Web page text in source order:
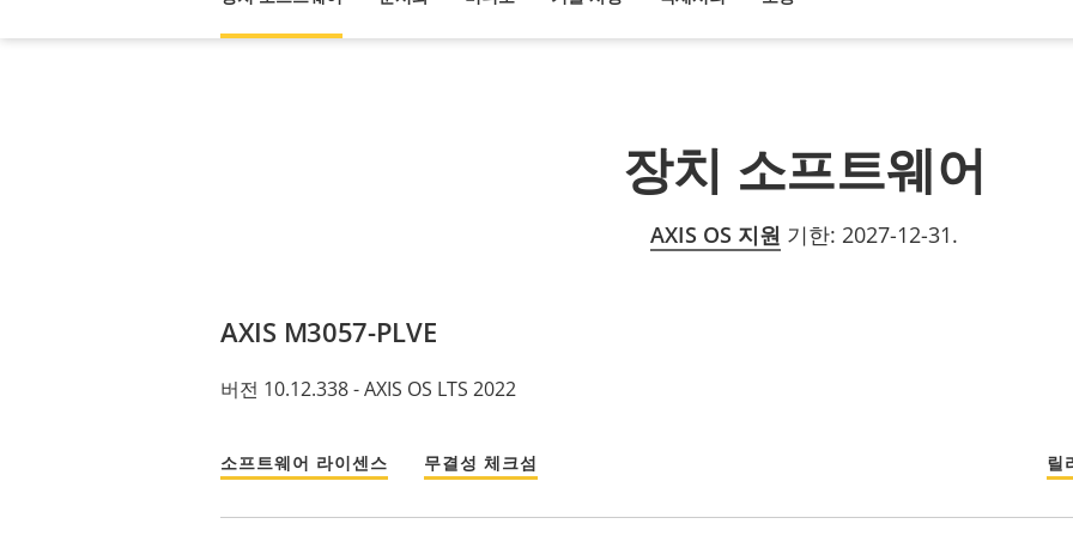
장치 소프트웨어
AXIS OS 지원 기한: 2027-12-31.
AXIS M3057-PLVE
버전 10.12.338 - AXIS OS LTS 2022
소프트웨어 라이센스 무결성 체크섬 릴